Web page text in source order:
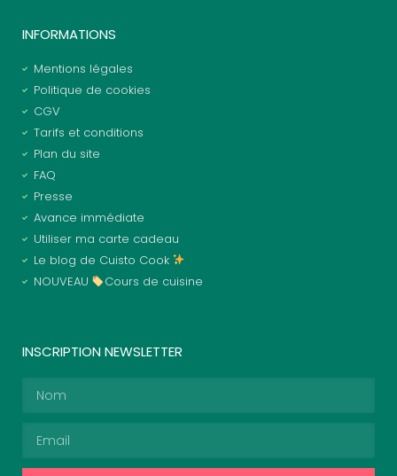
INFORMATIONS
Mentions légales
Politique de cookies
CGV
Tarifs et conditions
Plan du site
FAQ
Presse
Avance immédiate
Utiliser ma carte cadeau
Le blog de Cuisto Cook
NOUVEAU
Cours de cuisine
INSCRIPTION NEWSLETTER